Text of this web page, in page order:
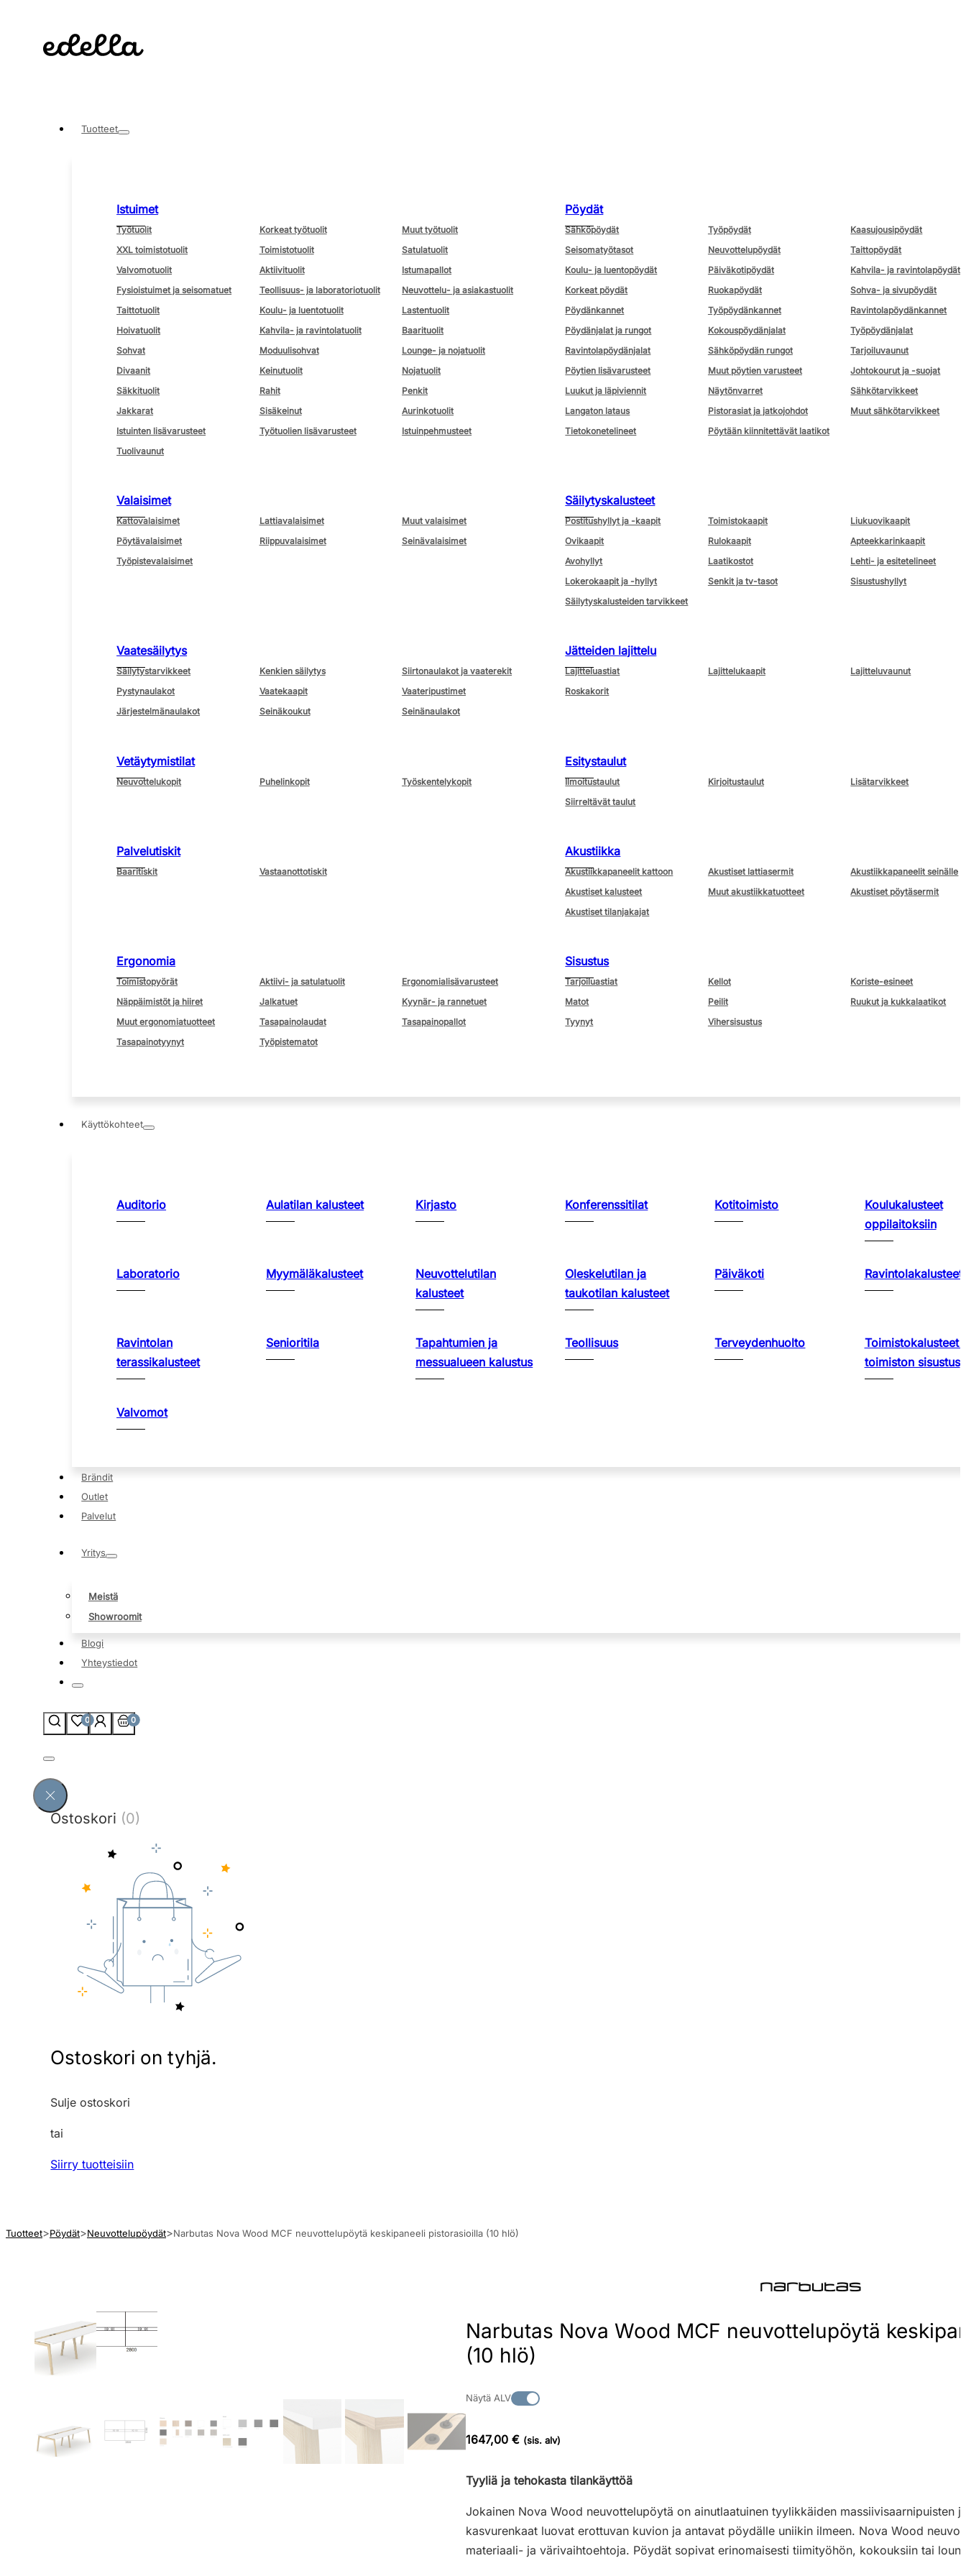
Tuotteet
Istuimet
Työtuolit Korkeat työtuolit
Muut työtuolit
XXL toimistotuolit
Toimistotuolit
Satulatuolit
Valvomotuolit
Aktiivituolit
Istumapallot
Fysioistuimet ja seisomatuet
Teollisuus- ja laboratoriotuolit
Neuvottelu- ja asiakastuolit
Taittotuolit
Koulu- ja luentotuolit
Lastentuolit
Hoivatuolit
Kahvila- ja ravintolatuolit
Baarituolit
Sohvat
Moduulisohvat
Lounge- ja nojatuolit
Divaanit
Keinutuolit
Nojatuolit
Säkkituolit
Rahit
Penkit
Jakkarat
Sisäkeinut
Aurinkotuolit
Istuinten lisävarusteet
Työtuolien lisävarusteet
Istuinpehmusteet
Tuolivaunut
Pöydät
Sähköpöydät Työpöydät
Kaasujousipöydät
Seisomatyötasot
Neuvottelupöydät
Taittopöydät
Koulu- ja luentopöydät
Päiväkotipöydät
Kahvila- ja ravintolapöydät
Korkeat pöydät
Ruokapöydät
Sohva- ja sivupöydät
Pöydänkannet
Työpöydänkannet
Ravintolapöydänkannet
Pöydänjalat ja rungot
Kokouspöydänjalat
Työpöydänjalat
Ravintolapöydänjalat
Sähköpöydän rungot
Tarjoiluvaunut
Pöytien lisävarusteet
Muut pöytien varusteet
Johtokourut ja -suojat
Luukut ja läpiviennit
Näytönvarret
Sähkötarvikkeet
Langaton lataus
Pistorasiat ja jatkojohdot
Muut sähkötarvikkeet
Tietokonetelineet
Pöytään kiinnitettävät laatikot
Valaisimet
Kattovalaisimet Lattiavalaisimet
Muut valaisimet
Pöytävalaisimet
Riippuvalaisimet
Seinävalaisimet
Työpistevalaisimet
Säilytyskalusteet
Postitushyllyt ja -kaapit Toimistokaapit
Liukuovikaapit
Ovikaapit
Rulokaapit
Apteekkarinkaapit
Avohyllyt
Laatikostot
Lehti- ja esitetelineet
Lokerokaapit ja -hyllyt
Senkit ja tv-tasot
Sisustushyllyt
Säilytyskalusteiden tarvikkeet
Vaatesäilytys
Säilytystarvikkeet Kenkien säilytys
Siirtonaulakot ja vaaterekit
Pystynaulakot
Vaatekaapit
Vaateripustimet
Järjestelmänaulakot
Seinäkoukut Seinänaulakot
Jätteiden lajittelu
Lajitteluastiat Lajittelukaapit
Lajitteluvaunut
Roskakorit
Vetäytymistilat
Neuvottelukopit Puhelinkopit Työskentelykopit
Esitystaulut
Ilmoitustaulut Kirjoitustaulut
Lisätarvikkeet
Siirreltävät taulut
Palvelutiskit
Baaritiskit Vastaanottotiskit
Akustiikka
Akustiikkapaneelit kattoon Akustiset lattiasermit
Akustiikkapaneelit seinälle
Akustiset kalusteet
Muut akustiikkatuotteet
Akustiset pöytäsermit
Akustiset tilanjakajat
Ergonomia
Toimistopyörät Aktiivi- ja satulatuolit
Ergonomialisävarusteet
Näppäimistöt ja hiiret
Jalkatuet
Kyynär- ja rannetuet
Muut ergonomiatuotteet
Tasapainolaudat
Tasapainopallot
Tasapainotyynyt
Työpistematot
Sisustus
Tarjoiluastiat Kellot
Koriste-esineet
Matot
Peilit
Ruukut ja kukkalaatikot
Tyynyt
Vihersisustus
Käyttökohteet
Auditorio Aulatilan kalusteet Kirjasto Konferenssitilat Kotitoimisto
Koulukalusteet
oppilaitoksiin
Laboratorio Myymäläkalusteet
Neuvottelutilan
kalusteet
Oleskelutilan ja
taukotilan kalusteet
Päiväkoti Ravintolakalusteet
Ravintolan
terassikalusteet
Senioritila
Tapahtumien ja
messualueen kalustus
Teollisuus Terveydenhuolto
Toimistokalusteet
toimiston sisustus
Valvomot
Brändit
Outlet
Palvelut
Yritys
Meistä
Showroomit
Blogi
Yhteystiedot
0 0
Ostoskori (0)
Ostoskori on tyhjä.
Sulje ostoskori
tai
Siirry tuotteisiin
Tuotteet Pöydät Neuvottelupöydät Narbutas Nova Wood MCF neuvottelupöytä keskipaneeli pistorasioilla (10 hlö)
Narbutas Nova Wood MCF neuvottelupöytä
(10 hlö)
Näytä ALV
1647,00 € (sis. alv)
Tyyliä ja tehokasta tilankäyttöä
Jokainen Nova Wood neuvottelupöytä on ainutlaatuinen tyylikkäiden massiivisaarnipuisten
kasvurenkaat luovat erottuvan kuvion ja antavat pöydälle uniikin ilmeen. Nova Wood
materiaali- ja värivaihtoehtoja. Pöydät sopivat erinomaisesti tiimityöhön, kokouksiin tai